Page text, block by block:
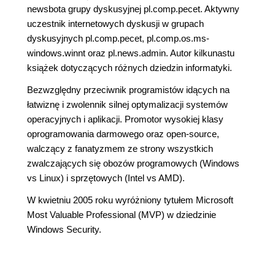
newsbota grupy dyskusyjnej pl.comp.pecet. Aktywny
uczestnik internetowych dyskusji w grupach
dyskusyjnych pl.comp.pecet, pl.comp.os.ms-
windows.winnt oraz pl.news.admin. Autor kilkunastu
książek dotyczących różnych dziedzin informatyki.
Bezwzględny przeciwnik programistów idących na
łatwiznę i zwolennik silnej optymalizacji systemów
operacyjnych i aplikacji. Promotor wysokiej klasy
oprogramowania darmowego oraz open-source,
walczący z fanatyzmem ze strony wszystkich
zwalczających się obozów programowych (Windows
vs Linux) i sprzętowych (Intel vs AMD).
W kwietniu 2005 roku wyróżniony tytułem Microsoft
Most Valuable Professional (MVP) w dziedzinie
Windows Security.